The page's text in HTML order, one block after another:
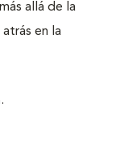
allá de la
en la